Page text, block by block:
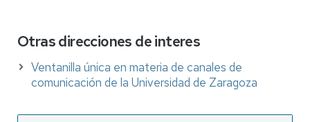
Otras direcciones de interes
Ventanilla única en materia de canales de
comunicación de la Universidad de Zaragoza